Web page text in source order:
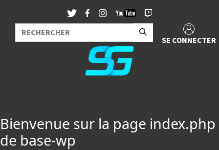
SE CONNECTER
Bienvenue sur la page index.php
de base-wp